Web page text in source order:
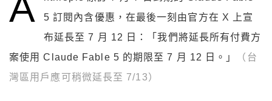
5 訂閱內含優惠，在最後一刻由官方在 X 上宣
布延長至 7 月 12 日：「我們將延長所有付費方
案使用 Claude Fable 5 的期限至 7 月 12 日。」
（台
灣區用戶應可稍微延長至 7/13）